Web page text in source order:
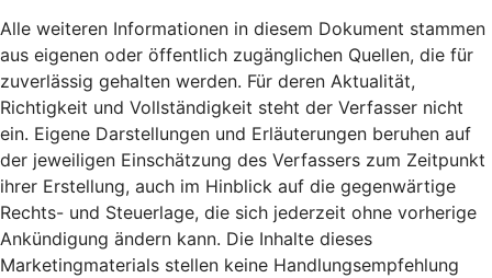
Alle weiteren Informationen in diesem Dokument stammen
aus eigenen oder öffentlich zugänglichen Quellen, die für
zuverlässig gehalten werden. Für deren Aktualität,
Richtigkeit und Vollständigkeit steht der Verfasser nicht
ein. Eigene Darstellungen und Erläuterungen beruhen auf
der jeweiligen Einschätzung des Verfassers zum Zeitpunkt
ihrer Erstellung, auch im Hinblick auf die gegenwärtige
Rechts- und Steuerlage, die sich jederzeit ohne vorherige
Ankündigung ändern kann. Die Inhalte dieses
Marketingmaterials stellen keine Handlungsempfehlung